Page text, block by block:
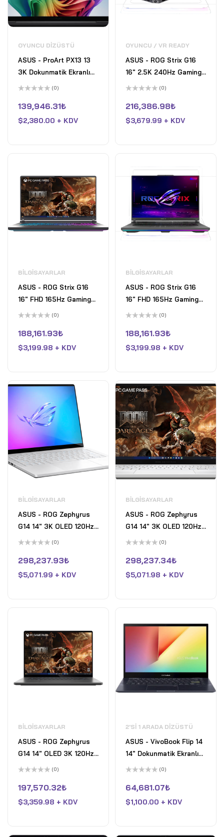
OYUNCU DIZÜSTÜ
ASUS - ProArt PX13 13
3K Dokunmatik Ekranlı
Dizüstü Bilgisayar -
Ryzen AI 9 HX 370 -
32GB Bellek - RTX 4050
üzerinden
0
aldı
(0)
139,946.31₺
$2,380.00 + KDV
OYUNCU / VR READY
ASUS - ROG Strix G16
16" 2.5K 240Hz Gaming
Laptop - AMD Ryzen 9
RAM - NVIDIA GeForce
RTX 5070 Ti - 1TB SSD -
üzerinden
0
aldı
(0)
216,386.98₺
$3,679.99 + KDV
BILGISAYARLAR
ASUS - ROG Strix G16
16" FHD 165Hz Gaming
Laptop - AMD Ryzen 9
GeForce RTX 5070 Ti -
1TB SSD - Eclipse Grey
üzerinden
0
aldı
(0)
188,161.93₺
$3,199.98 + KDV
BILGISAYARLAR
ASUS - ROG Strix G16
16" FHD 165Hz Gaming
Laptop - AMD Ryzen 9
GeForce RTX 5070 Ti -
1TB SSD - Eclipse Grey
üzerinden
0
aldı
(0)
188,161.93₺
$3,199.98 + KDV
BILGISAYARLAR
ASUS - ROG Zephyrus
G14 14" 3K OLED 120Hz
Gaming Laptop -
Ryzen AI 9 HX - 32GB
RAM - NVIDIA RTX 5080
üzerinden
0
aldı
(0)
298,237.93₺
$5,071.99 + KDV
BILGISAYARLAR
ASUS - ROG Zephyrus
G14 14" 3K OLED 120Hz
Gaming Laptop -
Ryzen AI 9 HX - 32GB
RAM - NVIDIA RTX 5080
üzerinden
0
aldı
(0)
298,237.34₺
$5,071.98 + KDV
BILGISAYARLAR
ASUS - ROG Zephyrus
G14 14" OLED 3K 120Hz
Gaming Laptop - AMD
RAM - NVIDIA GeForce
RTX 5070 - 1TB SSD -
üzerinden
0
aldı
(0)
197,570.32₺
$3,359.98 + KDV
2'SI 1 ARADA DIZÜSTÜ
ASUS - VivoBook Flip 14
14" Dokunmatik Ekranlı
Dizüstü Bilgisayar - AMD
512GB SSD - Siyah
üzerinden
0
aldı
(0)
64,681.07₺
$1,100.00 + KDV